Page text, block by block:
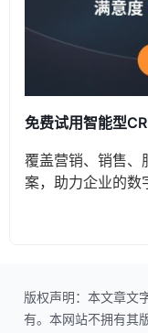
免费试用智能型
覆盖营销、销售、
案，助力企业的数
版权声明：本文章文
有。本网站不拥有其